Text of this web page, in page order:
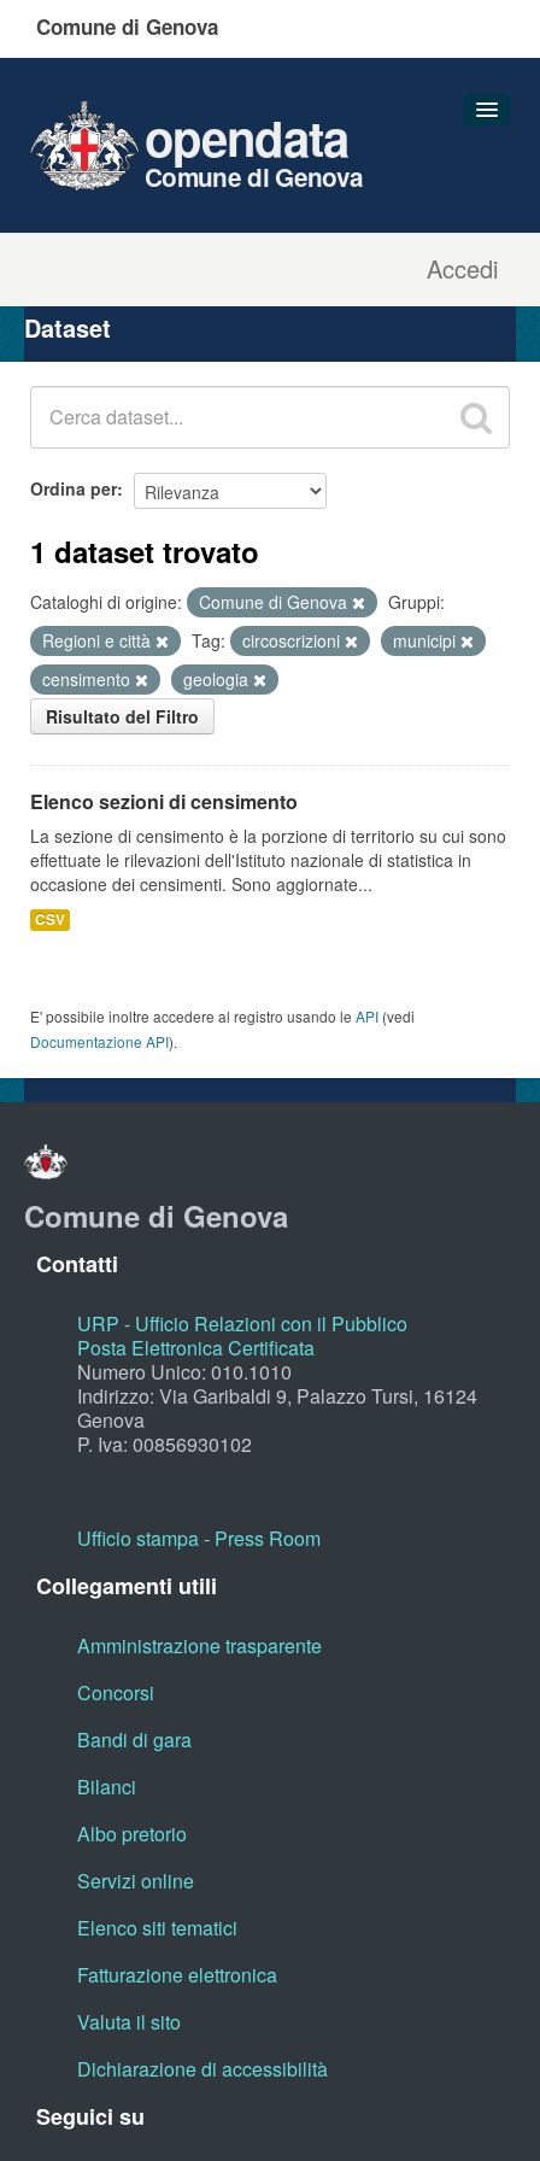
Comune di Genova
Accedi
opendata
Comune di Genova
Organizzazioni
Gruppi
Dataset
Ordina per
1 dataset trovato
Cataloghi di origine: Comune di Genova
Gruppi:
Regioni e città
Tag: circoscrizioni
municipi
censimento
geologia
Risultato del Filtro
Elenco sezioni di censimento
La sezione di censimento è la porzione di territorio su cui sono
effettuate le rilevazioni dell'Istituto nazionale di statistica in
occasione dei censimenti. Sono aggiornate...
CSV
E' possibile inoltre accedere al registro usando le API (vedi
Documentazione API).
Comune di Genova
Contatti
URP - Ufficio Relazioni con il Pubblico
Posta Elettronica Certificata
Numero Unico: 010.1010
Indirizzo: Via Garibaldi 9, Palazzo Tursi, 16124
Genova
P. Iva: 00856930102
Ufficio stampa - Press Room
Collegamenti utili
Amministrazione trasparente
Concorsi
Bandi di gara
Bilanci
Albo pretorio
Servizi online
Elenco siti tematici
Fatturazione elettronica
Valuta il sito
Dichiarazione di accessibilità
Seguici su